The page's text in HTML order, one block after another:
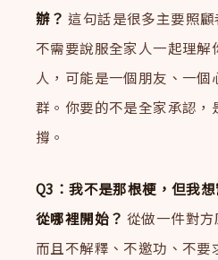
辦？ 這句話是很多主要照
不需要說服全家人一起理解
人，可能是一個朋友、一
群。你要的不是全家承認，
撐。
Q3：我不是那根梗，但我
從哪裡開始？ 從做一件對方
而且不解釋、不邀功、不要